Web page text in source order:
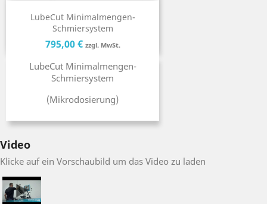
LubeCut Minimalmengen-
Schmiersystem
Preis
795,00 € zzgl. MwSt.Preis
LubeCut Minimalmengen-
Schmiersystem
(Mikrodosierung)
Video
Klicke auf ein Vorschaubild um das Video zu laden